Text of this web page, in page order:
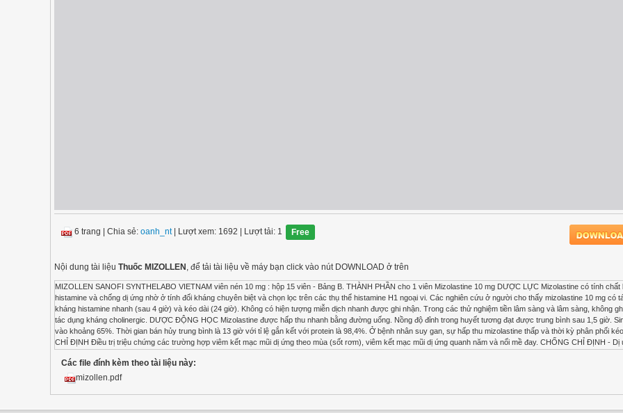
6 trang Chia sẻ: oanh_nt| Lượt xem: 1692 | Lượt tải: 1 Free
Nội dung tài liệu Thuốc MIZOLLEN , để tải tài liệu về máy bạn click vào nút DOWNLOAD ở trên
MIZOLLEN SANOFI SYNTHELABO VIETNAM viên nén 10 mg : hộp 15 viên - Bảng B. THÀNH PHẦN cho 1 viên Mizolastine 10 mg DƯỢC LỰC Mizolastine có tính chất
histamine và chống dị ứng nhờ ở tính đối kháng chuyên biệt và chọn lọc trên các thụ thể histamine H1 ngoại vi. Các nghiên cứu ở người cho thấy mizolastine 10 mg có
kháng histamine nhanh (sau 4 giờ) và kéo dài (24 giờ). Không có hiện tượng miễn dịch nhanh được ghi nhận. Trong các thử nghiệm tiền lâm sàng và lâm sàng, không
tác dụng kháng cholinergic. DƯỢC ĐỘNG HỌC Mizolastine được hấp thu nhanh bằng đường uống. Nồng độ đỉnh trong huyết tương đạt được trung bình sau 1,5 giờ.
vào khoảng 65%. Thời gian bán hủy trung bình là 13 giờ với tỉ lệ gắn kết với protein là 98,4%. Ở bệnh nhân suy gan, sự hấp thu mizolastine thấp và thời kỳ phân phối
CHỈ ĐỊNH Điều trị triệu chứng các trường hợp viêm kết mạc mũi dị ứng theo mùa (sốt rơm), viêm kết mạc mũi dị ứng quanh năm và nổi mề đay. CHỐNG CHỈ ĐỊNH - Dị
biết có tác dụng kéo dài QT, như các thuốc chống loạn nhịp thuộc nhóm I và II. - Bệnh nhân có tiền sử ngất. - Suy gan nặng . - Bệnh lý tim mạch với biểu hiện lâm sàng
sử rối loạn tim mạch. - Bệnh nhân có hoặc nghi ngờ có QT kéo dài hoặc mất cân bằng về điện giải, đặc biệt là hạ kali máu. - Nhịp tim chậm đáng kể. THẬN TRỌNG LÚC
Mizolastine có tác dụng nhẹ trên việc kéo dài QT : chỉ gặp ở một vài trường hợp. Bệnh nhân già đặc biệt nhạy cảm với tác động an thần của mizolastine và tác dụng của
sự tái phân cực ở tim. Lái xe và vận hành máy móc : Hầu hết bệnh nhân dùng mizolastine đều có thể lái xe hoặc vận hành máy móc. Tuy nhiên, để phát hiện những
cảm với thuốc, nên kiểm tra sự đáp ứng với thuốc của từng cá nhân trước khi để bệnh nhân lái xe hoặc vận hành máy móc. LÚC CÓ THAI và LÚC NUÔI CON BÚ Sự
Các file đính kèm theo tài liệu này:
mizollen.pdf